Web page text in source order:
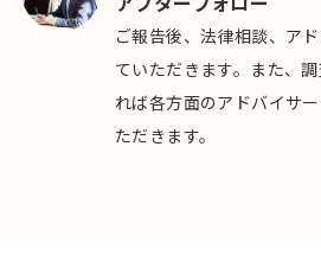
ご報告後、法律相談、ア
ていただきます。また、
れば各方面のアドバイサ
ただきます。